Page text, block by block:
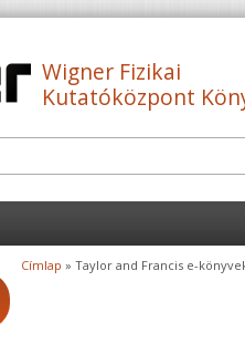
Wigner Fizikai
Kutatóközpont
Címlap » Taylor and Francis e-